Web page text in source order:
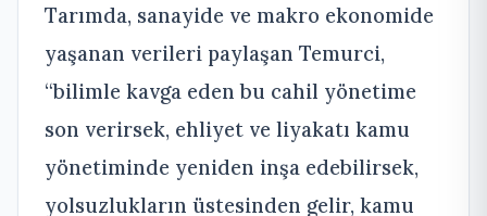
Tarımda, sanayide ve makro ekonomide
yaşanan verileri paylaşan Temurci,
“bilimle kavga eden bu cahil yönetime
son verirsek, ehliyet ve liyakatı kamu
yönetiminde yeniden inşa edebilirsek,
yolsuzlukların üstesinden gelir, kamu